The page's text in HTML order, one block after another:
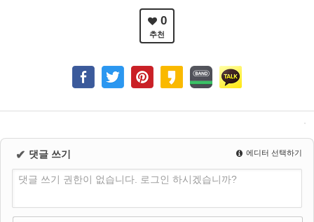
0
추천
✔ 댓글 쓰기 에디터 선택하기
댓글 쓰기 권한이 없습니다. 로그인 하시겠습니까?